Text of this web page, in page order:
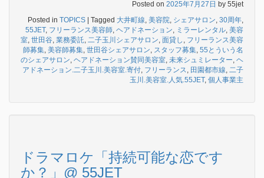
Posted on 2025年7月27日 by 55jet
Posted in TOPICS Tagged 大井町線, 美容院, シェアサロン, 30周年,
55JET, フリーランス美容師, ヘアドネーション, ミラーレンタル, 美容
室, 世田谷, 業務委託, 二子玉川シェアサロン, 面貸し , フリーランス美容
師募集, 美容師募集, 世田谷シェアサロン, スタッフ募集, 55とういう名
のシェアサロン, ヘアドネーション賛同美容室, 未来シュミレーター, ヘ
アドネーション.二子玉川.美容室.寄付, フリーランス, 田園都市線, 二子
玉川.美容室.人気.55JET, 個人事業主
ドラマロケ「持続可能な恋です
か？」@ 55JET